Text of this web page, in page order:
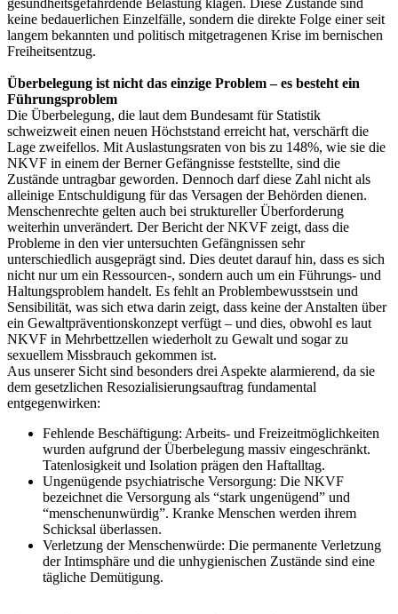
keine bedauerlichen Einzelfälle, sondern die direkte Folge einer seit
langem bekannten und politisch mitgetragenen Krise im bernischen
Freiheitsentzug.
Überbelegung ist nicht das einzige Problem – es besteht ein
Führungsproblem
Die Überbelegung, die laut dem Bundesamt für Statistik
schweizweit einen neuen Höchststand erreicht hat, verschärft die
Lage zweifellos. Mit Auslastungsraten von bis zu 148%, wie sie die
NKVF in einem der Berner Gefängnisse feststellte, sind die
Zustände untragbar geworden. Dennoch darf diese Zahl nicht als
alleinige Entschuldigung für das Versagen der Behörden dienen.
Menschenrechte gelten auch bei struktureller Überforderung
weiterhin unverändert. Der Bericht der NKVF zeigt, dass die
Probleme in den vier untersuchten Gefängnissen sehr
unterschiedlich ausgeprägt sind. Dies deutet darauf hin, dass es sich
nicht nur um ein Ressourcen-, sondern auch um ein Führungs- und
Haltungsproblem handelt. Es fehlt an Problembewusstsein und
Sensibilität, was sich etwa darin zeigt, dass keine der Anstalten über
ein Gewaltpräventionskonzept verfügt – und dies, obwohl es laut
NKVF in Mehrbettzellen wiederholt zu Gewalt und sogar zu
sexuellem Missbrauch gekommen ist.
Aus unserer Sicht sind besonders drei Aspekte alarmierend, da sie
dem gesetzlichen Resozialisierungsauftrag fundamental
entgegenwirken:
Fehlende Beschäftigung: Arbeits- und Freizeitmöglichkeiten
wurden aufgrund der Überbelegung massiv eingeschränkt.
Tatenlosigkeit und Isolation prägen den Haftalltag.
Ungenügende psychiatrische Versorgung: Die NKVF
bezeichnet die Versorgung als “stark ungenügend” und
“menschenunwürdig”. Kranke Menschen werden ihrem
Schicksal überlassen.
Verletzung der Menschenwürde: Die permanente Verletzung
der Intimsphäre und die unhygienischen Zustände sind eine
tägliche Demütigung.